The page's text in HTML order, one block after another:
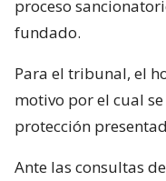
proceso
fundado.
Para el tribunal, el
motivo por el cual
protección
Ante las consultas de